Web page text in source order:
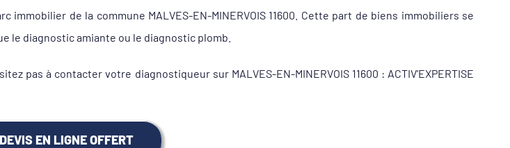
de la commune MALVES-EN-MINERVOIS 11600. Cette part de biens immobiliers se
le diagnostic amiante ou le diagnostic plomb.
à contacter votre diagnostiqueur sur MALVES-EN-MINERVOIS 11600 : ACTIV'EXPERTISE
EN LIGNE OFFERT